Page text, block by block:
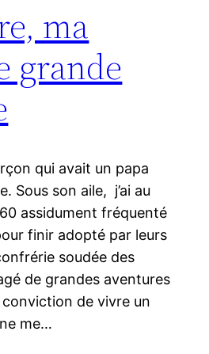
ma
grande
qui avait un papa
Sous son aile, j’ai au
assidument fréquenté
finir adopté par leurs
soudée des
de grandes aventures
de vivre un
me…